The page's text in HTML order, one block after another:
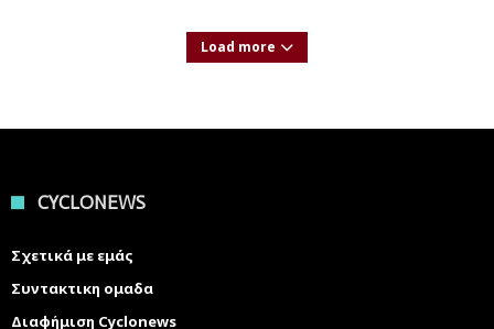
Load more
CYCLONEWS
Σχετικά με εμάς
Συντακτικη ομαδα
Διαφήμιση Cyclonews